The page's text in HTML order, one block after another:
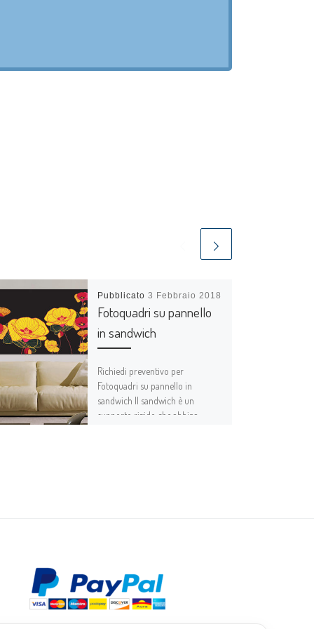
Pubblicato 3 Febbraio 2018
Fotoquadri su pannello
in sandwich
Richiedi preventivo per
Fotoquadri su pannello in
sandwich Il sandwich è un
supporto rigido che abbina